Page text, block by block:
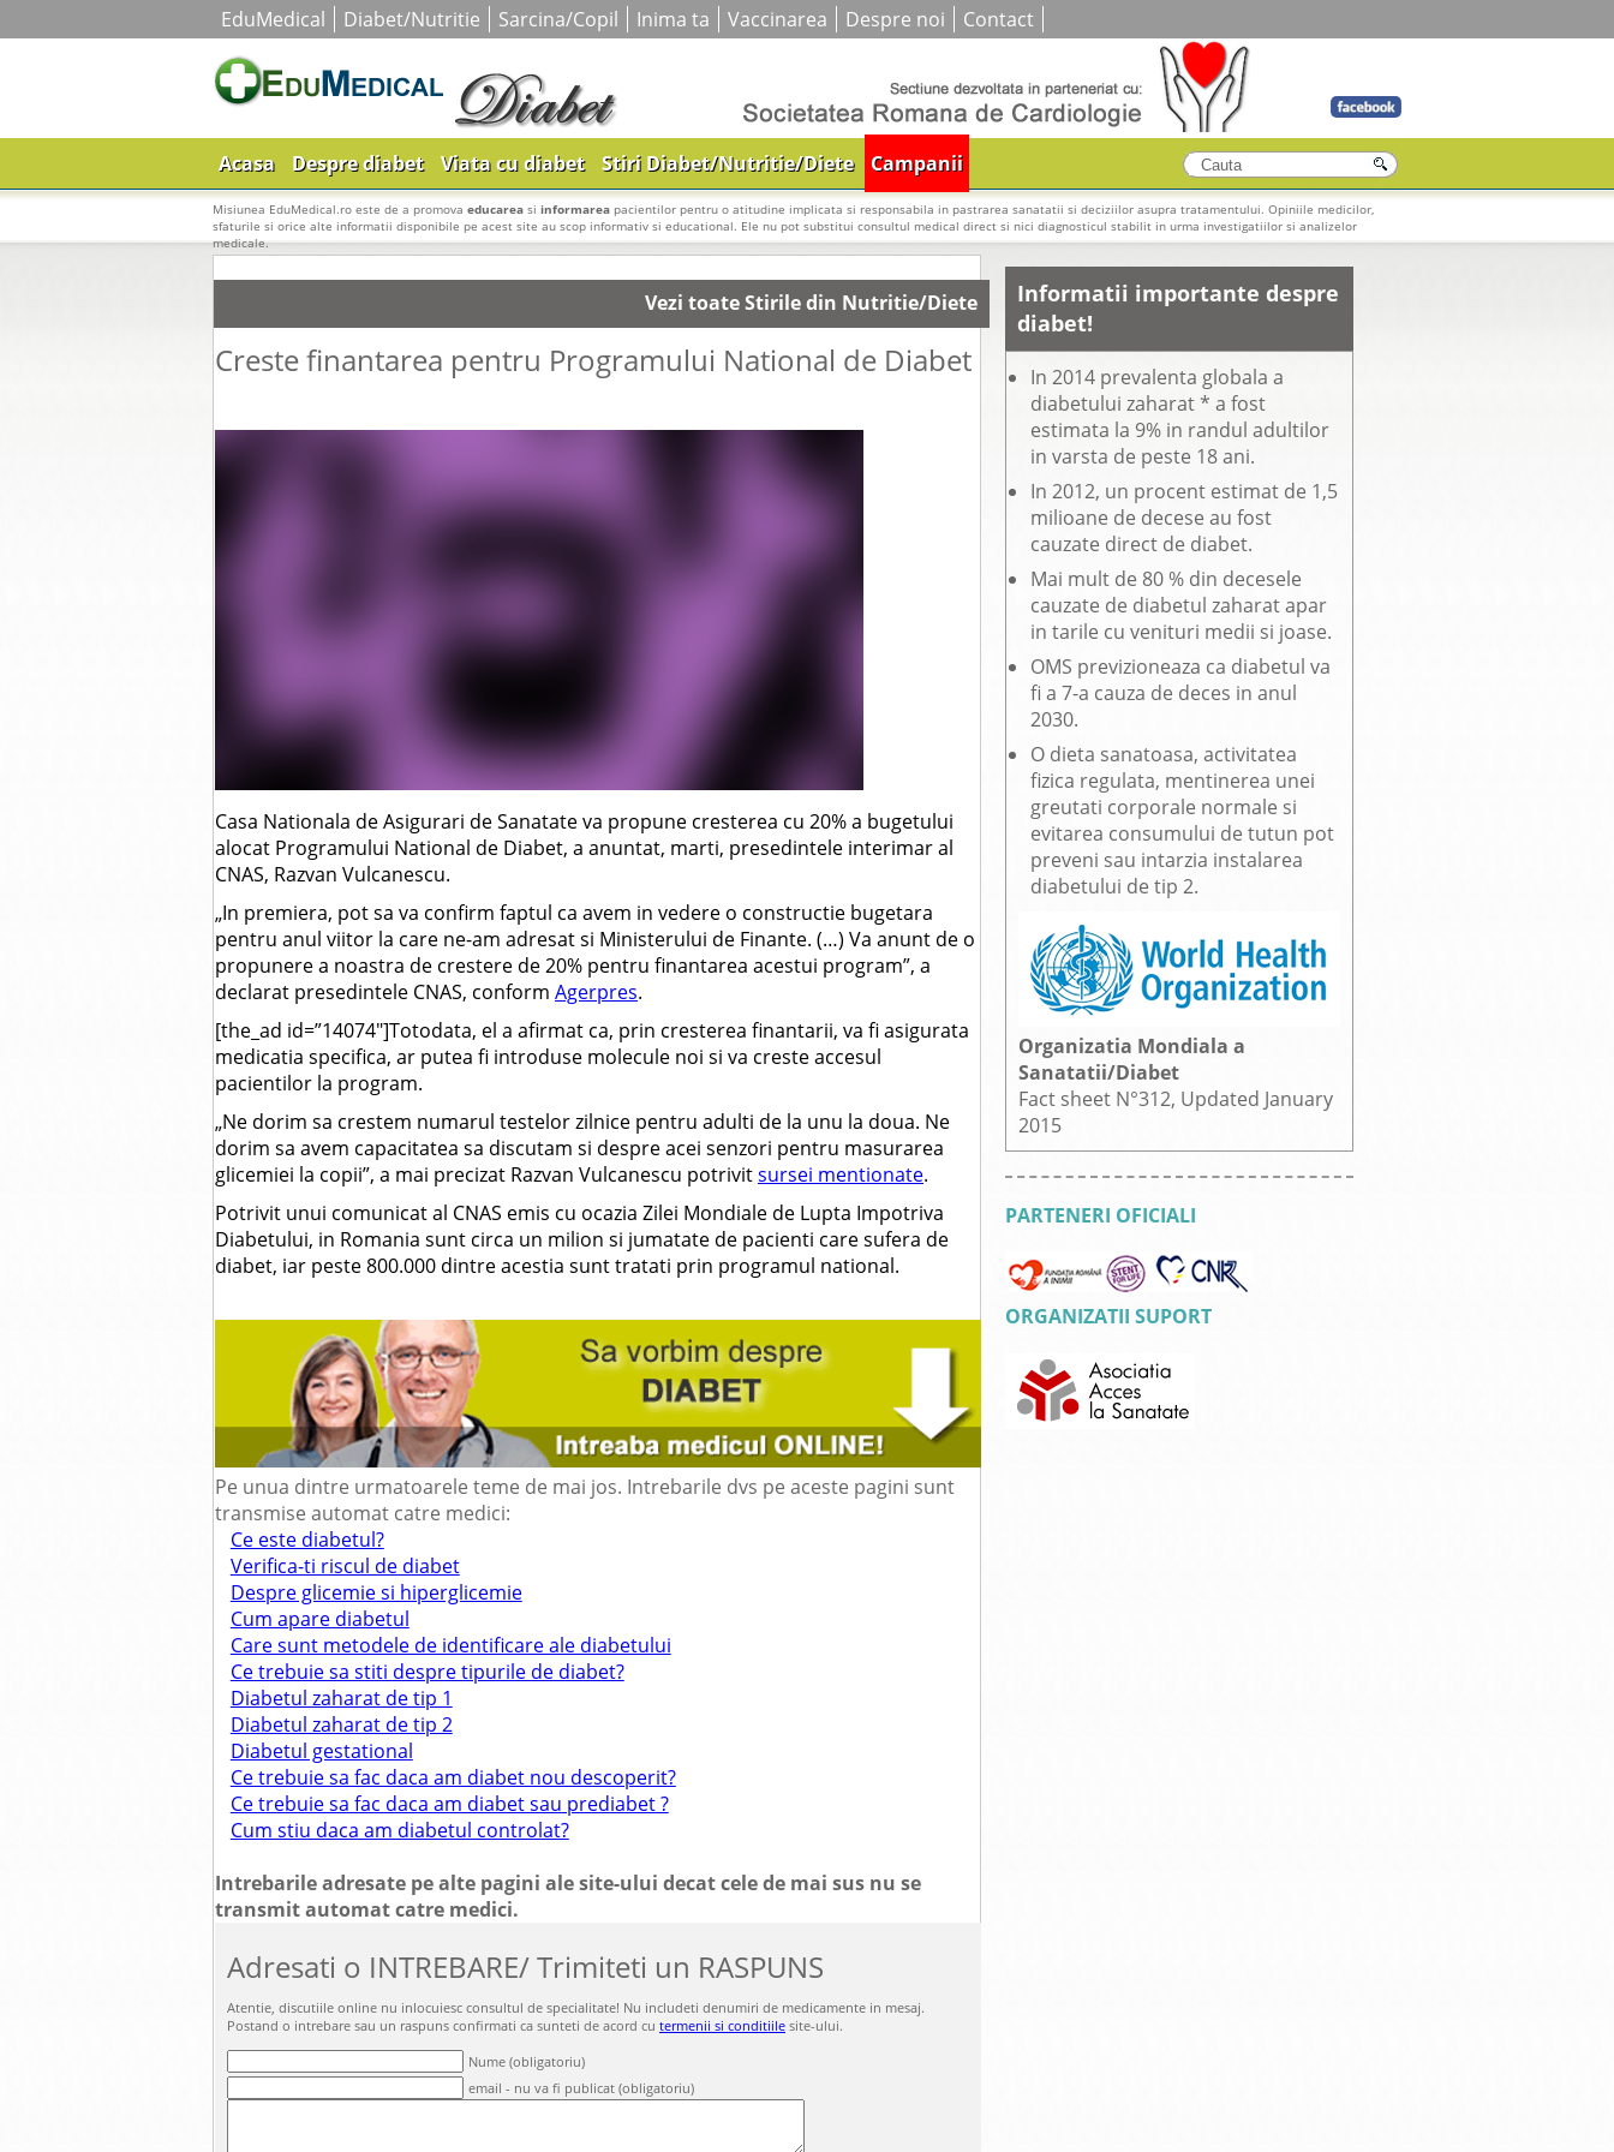
EduMedical Diabet/Nutritie Sarcina/Copil Inima ta Vaccinarea Despre noi Contact
Acasa Despre diabet Viata cu diabet Stiri Diabet/Nutritie/Diete Campanii
Misiunea EduMedical.ro este de a promova educarea si informarea pacientilor pentru o atitudine implicata si responsabila in pastrarea sanatatii si deciziilor asupra tratamentului. Opiniile medicilor,
sfaturile si orice alte informatii disponibile pe acest site au scop informativ si educational. Ele nu pot substitui consultul medical direct si nici diagnosticul stabilit in urma investigatiilor si analizelor
medicale.
Vezi toate Stirile din Nutritie/Diete
Creste finantarea pentru Programului National de Diabet
Casa Nationala de Asigurari de Sanatate va propune cresterea cu 20% a bugetului
alocat Programului National de Diabet, a anuntat, marti, presedintele interimar al
CNAS, Razvan Vulcanescu.
„In premiera, pot sa va confirm faptul ca avem in vedere o constructie bugetara
pentru anul viitor la care ne-am adresat si Ministerului de Finante. (…) Va anunt de o
propunere a noastra de crestere de 20% pentru finantarea acestui program”, a
declarat presedintele CNAS, conform Agerpres.
[the_ad id=”14074″]Totodata, el a afirmat ca, prin cresterea finantarii, va fi asigurata
medicatia specifica, ar putea fi introduse molecule noi si va creste accesul
pacientilor la program.
„Ne dorim sa crestem numarul testelor zilnice pentru adulti de la unu la doua. Ne
dorim sa avem capacitatea sa discutam si despre acei senzori pentru masurarea
glicemiei la copii”, a mai precizat Razvan Vulcanescu potrivitsursei mentionate.
Potrivit unui comunicat al CNAS emis cu ocazia Zilei Mondiale de Lupta Impotriva
Diabetului, in Romania sunt circa un milion si jumatate de pacienti care sufera de
diabet, iar peste 800.000 dintre acestia sunt tratati prin programul national.
Pe unua dintre urmatoarele teme de mai jos. Intrebarile dvs pe aceste pagini sunt
transmise automat catre medici:
Ce este diabetul?
Verifica-ti riscul de diabet
Despre glicemie si hiperglicemie
Cum apare diabetul
Care sunt metodele de identificare ale diabetului
Ce trebuie sa stiti despre tipurile de diabet?
Diabetul zaharat de tip 1
Diabetul zaharat de tip 2
Diabetul gestational
Ce trebuie sa fac daca am diabet nou descoperit?
Ce trebuie sa fac daca am diabet sau prediabet ?
Cum stiu daca am diabetul controlat?
Intrebarile adresate pe alte pagini ale site-ului decat cele de mai sus nu se
transmit automat catre medici.
Adresati o INTREBARE/ Trimiteti un RASPUNS
Atentie, discutiile online nu inlocuiesc consultul de specialitate! Nu includeti denumiri de medicamente in mesaj.
Postand o intrebare sau un raspuns confirmati ca sunteti de acord cu termenii si conditiile site-ului.
Nume (obligatoriu)
email - nu va fi publicat (obligatoriu)
Informatii importante despre
diabet!
In 2014 prevalenta globala a
diabetului zaharat * a fost
estimata la 9% in randul adultilor
in varsta de peste 18 ani.
In 2012, un procent estimat de 1,5
milioane de decese au fost
cauzate direct de diabet.
Mai mult de 80 % din decesele
cauzate de diabetul zaharat apar
in tarile cu venituri medii si joase.
OMS previzioneaza ca diabetul va
fi a 7-a cauza de deces in anul
2030.
O dieta sanatoasa, activitatea
fizica regulata, mentinerea unei
greutati corporale normale si
evitarea consumului de tutun pot
preveni sau intarzia instalarea
diabetului de tip 2.
Organizatia Mondiala a
Sanatatii/Diabet
Fact sheet N°312, Updated January
2015
PARTENERI OFICIALI
ORGANIZATII SUPORT